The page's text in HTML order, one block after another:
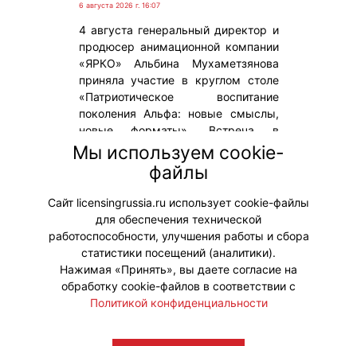
6 августа 2026 г. 16:07
4 августа генеральный директор и
продюсер анимационной компании
«ЯРКО» Альбина Мухаметзянова
приняла участие в круглом столе
«Патриотическое воспитание
поколения Альфа: новые смыслы,
новые форматы». Встреча в
Российской государственной
библиотеке объединила экспертов в
области образования, культуры,
политики и ветеранов СВО.
#ПродвижениеБренда
Мы используем cookie-
файлы
Сайт licensingrussia.ru использует cookie-файлы
для обеспечения технической
работоспособности, улучшения работы и сбора
статистики посещений (аналитики).
Нажимая «Принять», вы даете согласие на
обработку cookie-файлов в соответствии с
Политикой конфиденциальности